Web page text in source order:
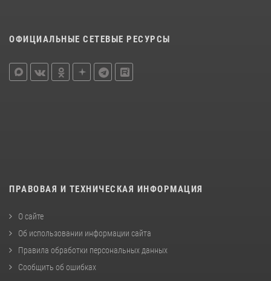
ОФИЦИАЛЬНЫЕ СЕТЕВЫЕ РЕСУРСЫ
ПРАВОВАЯ И ТЕХНИЧЕСКАЯ ИНФОРМАЦИЯ
О сайте
Об использовании информации сайта
Правила обработки персональных данных
Сообщить об ошибках